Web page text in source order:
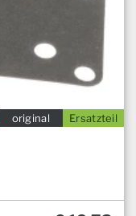
Ersatzteil
original